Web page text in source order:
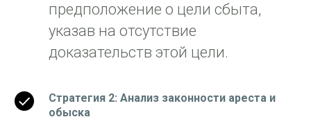
предположение о цели сбыта,
указав на отсутствие
доказательств этой цели.
Стратегия 2: Анализ законности ареста и
обыска